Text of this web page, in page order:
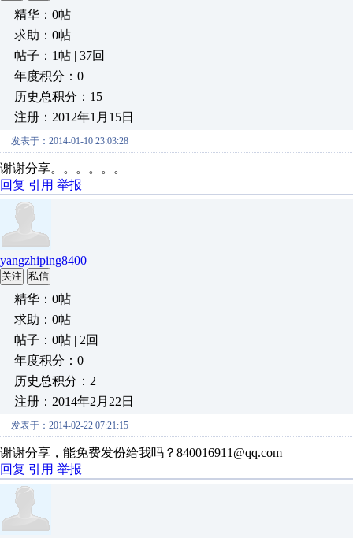
精华：0帖
求助：0帖
帖子：1帖 | 37回
年度积分：0
历史总积分：15
注册：2012年1月15日
发表于：2014-01-10 23:03:28
谢谢分享。。。。。。
回复 引用 举报
yangzhiping8400
关注 私信
精华：0帖
求助：0帖
帖子：0帖 | 2回
年度积分：0
历史总积分：2
注册：2014年2月22日
发表于：2014-02-22 07:21:15
谢谢分享，能免费发份给我吗？840016911@qq.com
回复 引用 举报